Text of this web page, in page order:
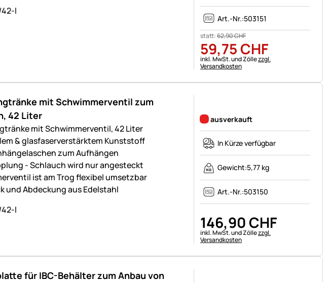
Art.-Nr.:503151
statt:62,90CHF
59,75CHF
Steuerhinweis:
inkl. MwSt. und Zöllezzgl.
Versandkosten
mit Schwimmerventil zum
42 Liter
mit Schwimmerventil, 42 Liter
& glasfaserverstärktem Kunststoff
zum Aufhängen
- Schlauch wird nur angesteckt
ist am Trog flexibel umsetzbar
und Abdeckung aus Edelstahl
ausverkauft
In Kürze verfügbar
Gewicht:5,77 kg
Art.-Nr.:503150
146,90CHF
Steuerhinweis:
inkl. MwSt. und Zöllezzgl.
Versandkosten
für IBC-Behälter zum Anbau von